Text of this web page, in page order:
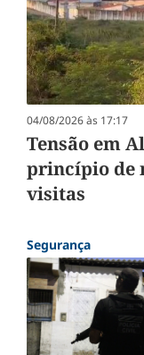
04/08/2026 às 17:17
Tensão em
princípio de
visitas
Segurança